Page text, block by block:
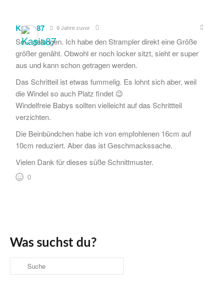
Kasia87 6 Jahre zuvor
Sehr gelungen. Ich habe den Strampler direkt eine Größe
größer genäht. Obwohl er noch locker sitzt, sieht er super
aus und kann schon getragen werden.
Das Schritteil ist etwas fummelig. Es lohnt sich aber, weil
die Windel so auch Platz findet 😉
Windelfreie Babys sollten vielleicht auf das Schrittteil
verzichten.
Die Beinbündchen habe ich von empfohlenen 16cm auf
10cm reduziert. Aber das ist Geschmackssache.
Vielen Dank für dieses süße Schnittmuster.
0
Was suchst du?
Suche
nach: